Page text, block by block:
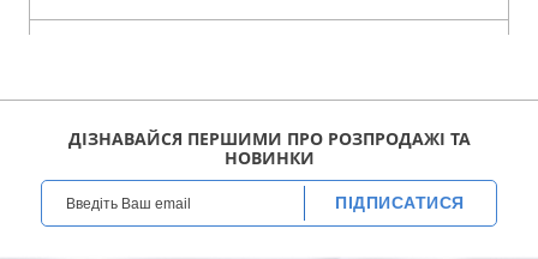
ДІЗНАВАЙСЯ ПЕРШИМИ ПРО РОЗПРОДАЖІ ТА
НОВИНКИ
ПІДПИСАТИСЯ